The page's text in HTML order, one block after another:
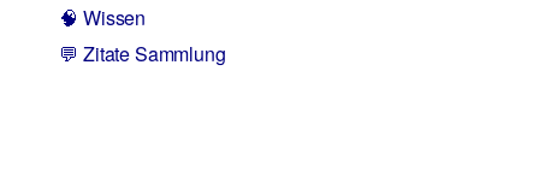
🧠 Wissen
💬 Zitate Sammlung